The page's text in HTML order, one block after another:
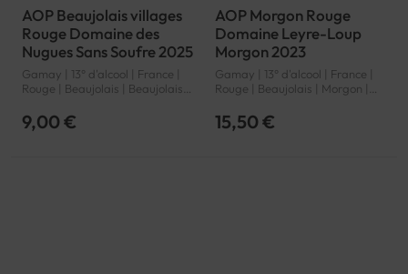
AOP Beaujolais villages
Rouge Domaine des
Nugues Sans Soufre 2025
Gamay | 13° d'alcool | France |
Rouge | Beaujolais | Beaujolais
9,00 €
AOP Morgon Rouge
Domaine Leyre-Loup
Morgon 2023
Gamay | 13° d'alcool | France |
Rouge | Beaujolais | Morgon |
15,50 €